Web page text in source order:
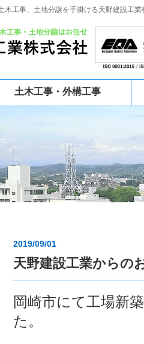
木工事、土地分譲を手掛ける天野建設工
土木工事・外構工事
2019/09/01
天野建設工業からの
岡崎市にて工場新
た。